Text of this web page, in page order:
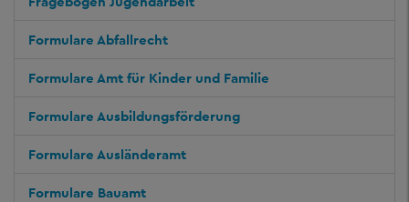
Formulare Abfallrecht
Formulare Amt für Kinder und Familie
Formulare Ausbildungsförderung
Formulare Ausländeramt
Formulare Bauamt